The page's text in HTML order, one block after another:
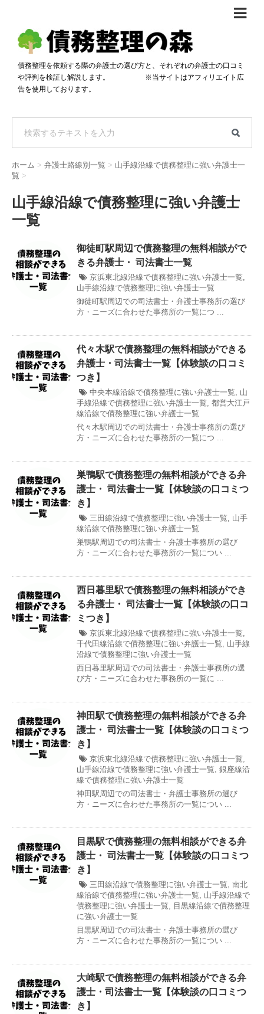
債務整理体験談
おすすめ
料金比較
自己破産・個人再生料金比較
過払い金料金比較
専門家の選び方
料金で選ぶ
着手金無料で選ぶ
女性専門で選ぶ
24時間年中無休で選ぶ
匿名借金相談
債務整理を依頼する際の弁護士の選び方と、それぞれの弁護士の口コミ
や評判を検証し解説します。 ※当サイトはアフィリエイト広
告を使用しております。
ホーム > 弁護士路線別一覧 > 山手線沿線で債務整理に強い弁護士一
覧 >
山手線沿線で債務整理に強い弁護士
一覧
御徒町駅周辺で債務整理の無料相談がで
きる弁護士・ 司法書士一覧
京浜東北線沿線で債務整理に強い弁護士一覧,
山手線沿線で債務整理に強い弁護士一覧
御徒町駅周辺での司法書士・弁護士事務所の選び
方・ニーズに合わせた事務所の一覧につ ...
代々木駅で債務整理の無料相談ができる
弁護士・司法書士一覧【体験談の口コミ
つき】
中央本線沿線で債務整理に強い弁護士一覧, 山
手線沿線で債務整理に強い弁護士一覧, 都営大江戸
線沿線で債務整理に強い弁護士一覧
代々木駅周辺での司法書士・弁護士事務所の選び
方・ニーズに合わせた事務所の一覧につ ...
巣鴨駅で債務整理の無料相談ができる弁
護士・ 司法書士一覧【体験談の口コミつ
き】
三田線沿線で債務整理に強い弁護士一覧, 山手
線沿線で債務整理に強い弁護士一覧
巣鴨駅周辺での司法書士・弁護士事務所の選び
方・ニーズに合わせた事務所の一覧につい ...
西日暮里駅で債務整理の無料相談ができ
る弁護士・ 司法書士一覧【体験談の口コ
ミつき】
京浜東北線沿線で債務整理に強い弁護士一覧,
千代田線沿線で債務整理に強い弁護士一覧, 山手線
沿線で債務整理に強い弁護士一覧
西日暮里駅周辺での司法書士・弁護士事務所の選
び方・ニーズに合わせた事務所の一覧に ...
神田駅で債務整理の無料相談ができる弁
護士・ 司法書士一覧【体験談の口コミつ
き】
京浜東北線沿線で債務整理に強い弁護士一覧,
山手線沿線で債務整理に強い弁護士一覧, 銀座線沿
線で債務整理に強い弁護士一覧
神田駅周辺での司法書士・弁護士事務所の選び
方・ニーズに合わせた事務所の一覧につい ...
目黒駅で債務整理の無料相談ができる弁
護士・ 司法書士一覧【体験談の口コミつ
き】
三田線沿線で債務整理に強い弁護士一覧, 南北
線沿線で債務整理に強い弁護士一覧, 山手線沿線で
債務整理に強い弁護士一覧, 目黒線沿線で債務整理
に強い弁護士一覧
目黒駅周辺での司法書士・弁護士事務所の選び
方・ニーズに合わせた事務所の一覧につい ...
大崎駅で債務整理の無料相談ができる弁
護士・司法書士一覧【体験談の口コミつ
き】